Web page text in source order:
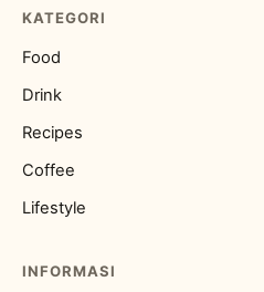
KATEGORI
Food
Drink
Recipes
Coffee
Lifestyle
INFORMASI